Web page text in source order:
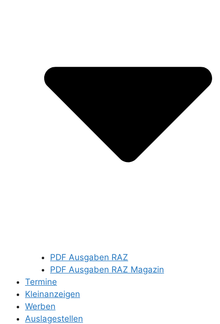
PDF Ausgaben RAZ
PDF Ausgaben RAZ Magazin
Termine
Kleinanzeigen
Werben
Auslagestellen